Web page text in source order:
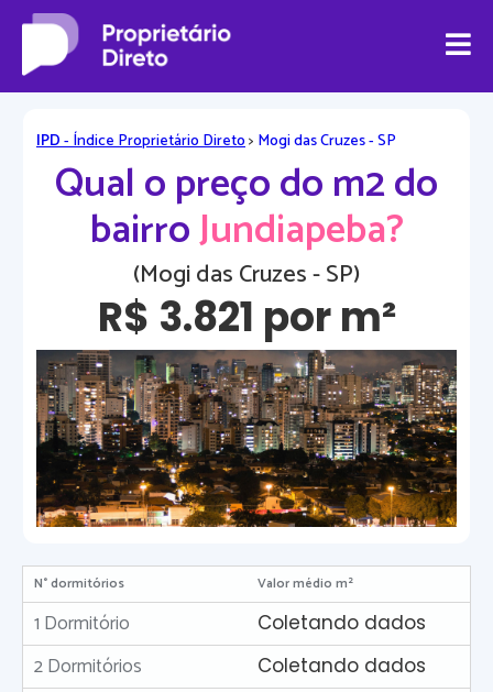
IPD- Índice Proprietário Direto> Mogi das Cruzes - SP
Qual o preço do m2 do
bairroJundiapeba?
(Mogi das Cruzes - SP)
R$ 3.821 por m²
N° dormitórios Valor médio m²
1 Dormitório Coletando dados
2 Dormitórios Coletando dados